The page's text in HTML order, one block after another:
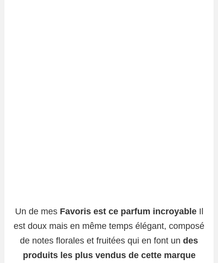
Un de mesFavoris est ce parfum incroyableIl
est doux mais en même temps élégant, composé
de notes florales et fruitées qui en font un des
produits les plus vendus de cette marque